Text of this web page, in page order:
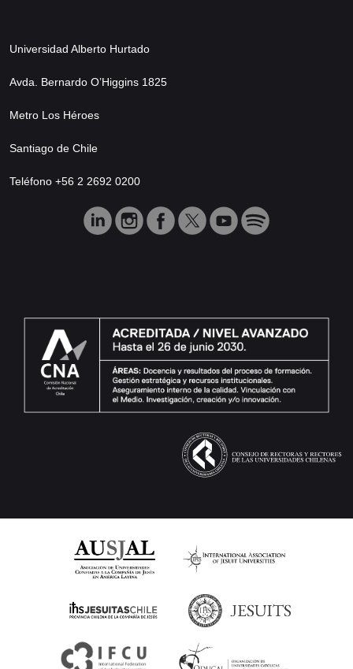
Universidad Alberto Hurtado
Avda. Bernardo O’Higgins 1825
Metro Los Héroes
Santiago de Chile
Teléfono +56 2 2692 0200